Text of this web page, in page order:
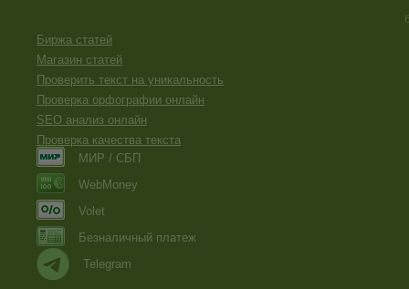
Биржа статей
Магазин статей
Проверить текст на уникальность
Проверка орфографии онлайн
SEO анализ онлайн
Проверка качества текста
МИР / СБП
WebMoney
Volet
Безналичный платеж
Telegram